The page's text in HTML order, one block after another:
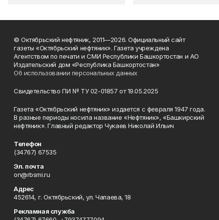
© Октябрьский нефтяник, 2011—2026. Официальный сайт
газеты «Октябрьский нефтяник». Газета учреждена
Агентством по печати и СМИ Республики Башкортостан и АО
Издательский дом «Республика Башкортостан»
Об использовании персональных данных
Свидетельство ПИ № ТУ 02-01857 от 19.05.2025
Газета «Октябрьский нефтяник» издается с февраля 1947 года.
В разные периоды носила название «Нефтяник», «Башкирский
нефтяник». Главный редактор Чукаев Николай Ильич
Телефон
(34767) 67535
Эл. почта
on@rbsmi.ru
Адрес
452614, г. Октябрьский, ул. Чапаева, 18
Рекламная служба